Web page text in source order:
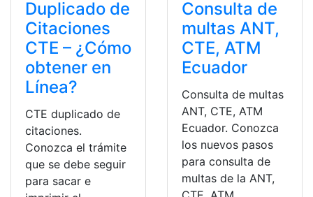
Duplicado de
Citaciones
CTE – ¿Cómo
obtener en
Línea?
CTE duplicado de
citaciones.
Conozca el trámite
que se debe seguir
para sacar e
Consulta de
multas ANT,
CTE, ATM
Ecuador
Consulta de multas
ANT, CTE, ATM
Ecuador. Conozca
los nuevos pasos
para consulta de
multas de la ANT,